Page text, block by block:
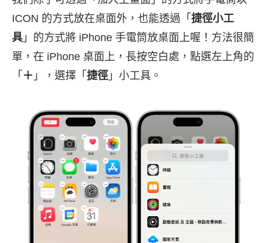
ICON 的方式放在桌面外，也能透過「 捷徑小工
具 」的方式將 iPhone 手電筒放桌面上喔！方法很簡
單，在 iPhone 桌面上，長按空白處，點選左上角的
「 ＋ 」，選擇「 捷徑 」小工具。